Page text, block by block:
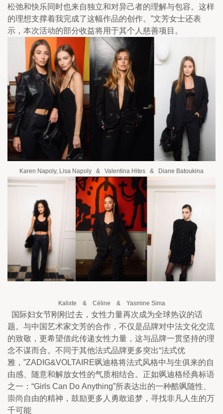
松弛和快乐同时也来自独立和对异己者的理解与包容。这样
的理想支撑着我完成了这幅作品的创作。”文芳女士还表
示，本次活动的部分收益将用于其个人慈善项目。
Karen Napoly, Lisa Napoly   &   Valentina Hites   &   Diane Batoukina
Kalixte    &    Céline    &    Yasmine Sima
国际妇女节刚刚过去，女性力量再次成为全球热议的话
题。与中国艺术家文芳的合作，不仅是品牌对中法文化交流
的致敬，更希望借此传递女性力量，这与品牌一贯坚持的理
念不谋而合。不同于其他法式品牌更多突出“法式优
雅，”ZADIG&VOLTAIRE飒迪格将法式风格中与生俱来的自
由感、随意和解放女性的气质相结合。正如飒迪格经典标语
之一：“Girls Can Do Anything”所表达出的一种酷飒随性、
崇尚自由的精神，鼓励更多人勇敢追梦，寻找非凡人生的万
千可能